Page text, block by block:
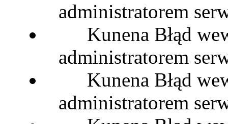
administratorem
Kunena Błąd
administratorem
Kunena Błąd
administratorem